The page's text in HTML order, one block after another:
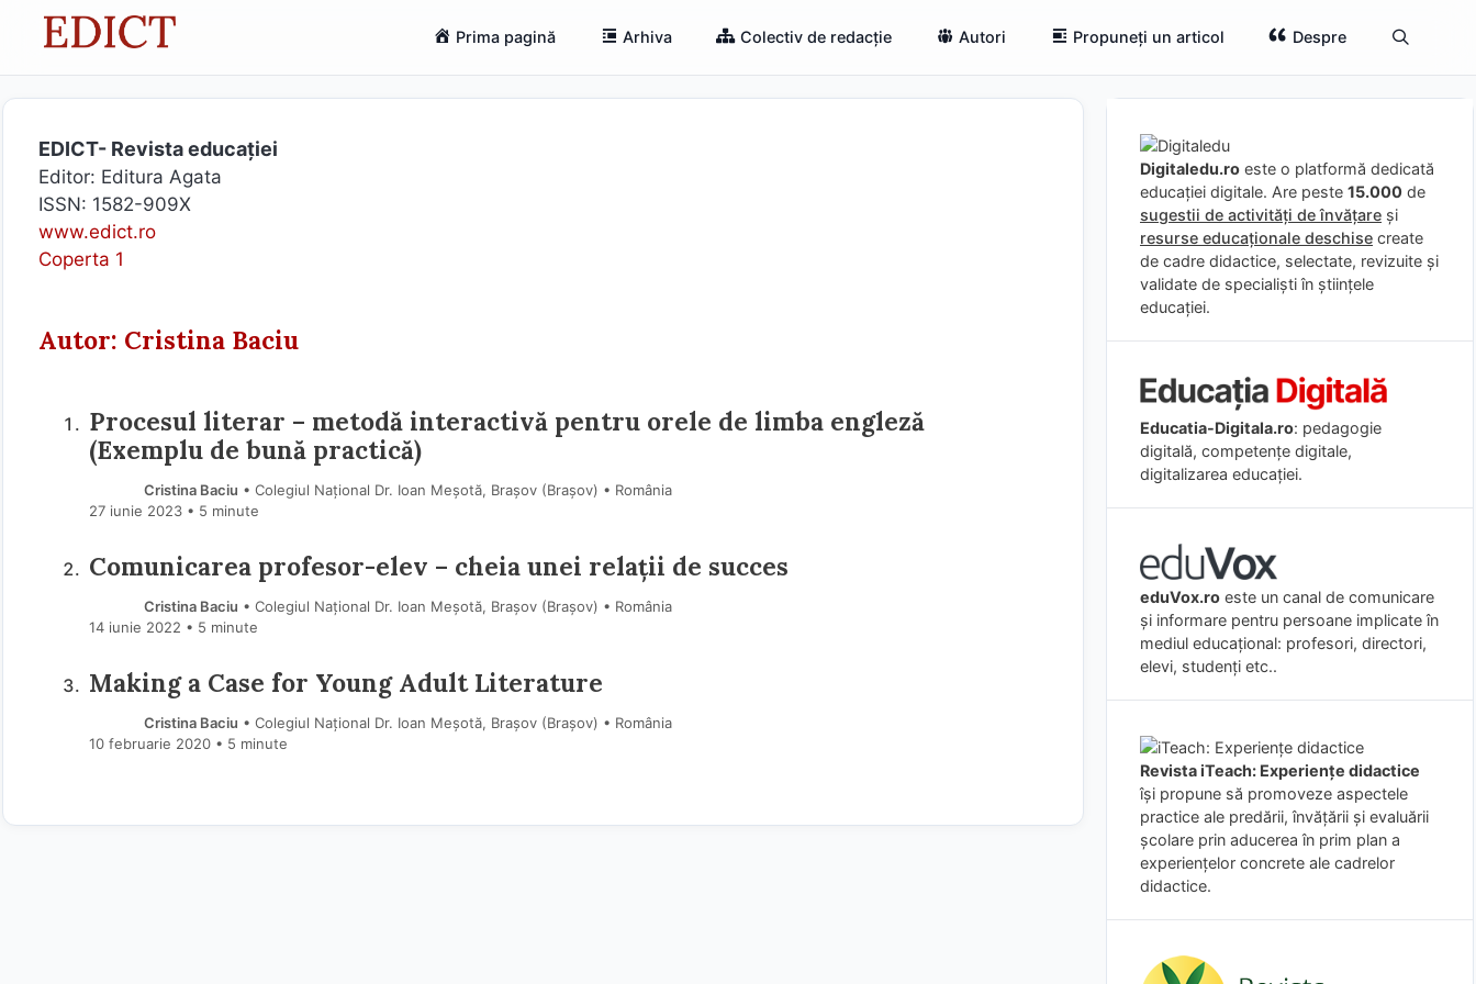
Prima pagină Arhiva Colectiv de redacție Autori Propuneți un articol Despre
EDICT- Revista educației
Editor: Editura Agata
ISSN: 1582-909X
www.edict.ro
Coperta 1
Autor: Cristina Baciu
Procesul literar – metodă interactivă pentru orele de limba engleză
(Exemplu de bună practică)
Cristina Baciu • Colegiul Național Dr. Ioan Meșotă, Brașov (Braşov) • România
27 iunie 2023 • 5 minute
Comunicarea profesor-elev – cheia unei relații de succes
Cristina Baciu • Colegiul Național Dr. Ioan Meșotă, Brașov (Braşov) • România
14 iunie 2022 • 5 minute
Making a Case for Young Adult Literature
Cristina Baciu • Colegiul Național Dr. Ioan Meșotă, Brașov (Braşov) • România
10 februarie 2020 • 5 minute
Digitaledu.ro este o platformă dedicată
educației digitale. Are peste 15.000 de
sugestii de activități de învățare și
resurse educaționale deschise create
de cadre didactice, selectate, revizuite și
validate de specialiști în științele
educației.
Educatia-Digitala.ro: pedagogie
digitală, competențe digitale,
digitalizarea educației.
eduVox.ro este un canal de comunicare
și informare pentru persoane implicate în
mediul educațional: profesori, directori,
elevi, studenți etc..
Revista iTeach: Experienţe didactice
îşi propune să promoveze aspectele
practice ale predării, învăţării şi evaluării
şcolare prin aducerea în prim plan a
experienţelor concrete ale cadrelor
didactice.